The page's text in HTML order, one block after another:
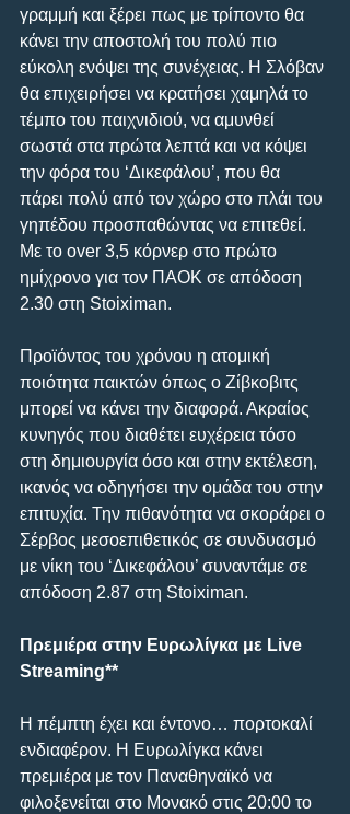
γραμμή και ξέρει πως με τρίποντο θα
κάνει την αποστολή του πολύ πιο
εύκολη ενόψει της συνέχειας. Η Σλόβαν
θα επιχειρήσει να κρατήσει χαμηλά το
τέμπο του παιχνιδιού, να αμυνθεί
σωστά στα πρώτα λεπτά και να κόψει
την φόρα του ‘Δικεφάλου’, που θα
πάρει πολύ από τον χώρο στο πλάι του
γηπέδου προσπαθώντας να επιτεθεί.
Με το over 3,5 κόρνερ στο πρώτο
ημίχρονο για τον ΠΑΟΚ σε απόδοση
2.30 στη Stoiximan.
Προϊόντος του χρόνου η ατομική
ποιότητα παικτών όπως ο Ζίβκοβιτς
μπορεί να κάνει την διαφορά. Ακραίος
κυνηγός που διαθέτει ευχέρεια τόσο
στη δημιουργία όσο και στην εκτέλεση,
ικανός να οδηγήσει την ομάδα του στην
επιτυχία. Την πιθανότητα να σκοράρει ο
Σέρβος μεσοεπιθετικός σε συνδυασμό
με νίκη του ‘Δικεφάλου’ συναντάμε σε
απόδοση 2.87 στη Stoiximan.
Πρεμιέρα στην Ευρωλίγκα με Live
Streaming**
Η πέμπτη έχει και έντονο… πορτοκαλί
ενδιαφέρον. Η Ευρωλίγκα κάνει
πρεμιέρα με τον Παναθηναϊκό να
φιλοξενείται στο Μονακό στις 20:00 το